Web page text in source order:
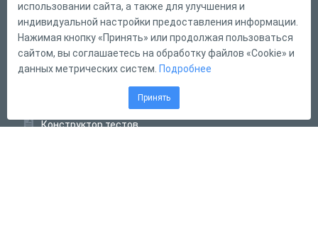
Русский
Справка
Форма обратной связи
Конструктор тестов
использовании сайта, а также для улучшения и
индивидуальной настройки предоставления информации.
Нажимая кнопку «Принять» или продолжая пользоваться
сайтом, вы соглашаетесь на обработку файлов «Cookie» и
данных метрических систем. Подробнее
Принять